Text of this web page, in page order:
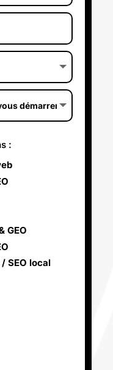
:
GEO
SEO local